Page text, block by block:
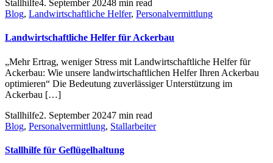
Stallhilfe4. September 20248 min read
Blog, Landwirtschaftliche Helfer, Personalvermittlung
Landwirtschaftliche Helfer für Ackerbau
„Mehr Ertrag, weniger Stress mit Landwirtschaftliche Helfer für
Ackerbau: Wie unsere landwirtschaftlichen Helfer Ihren Ackerbau
optimieren“ Die Bedeutung zuverlässiger Unterstützung im
Ackerbau […]
Stallhilfe2. September 20247 min read
Blog, Personalvermittlung, Stallarbeiter
Stallhilfe für Geflügelhaltung